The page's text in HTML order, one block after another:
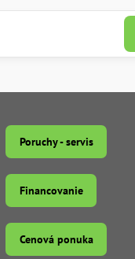
Poruchy - servis
Financovanie
Cenová ponuka